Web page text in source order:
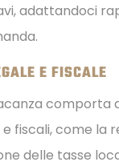
adattandoci
E FISCALE
comporta
fiscali, come la
delle tasse